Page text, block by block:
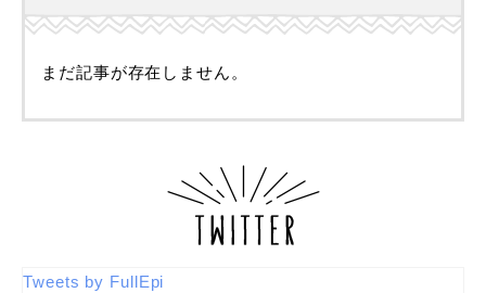
まだ記事が存在しません。
Tweets by FullEpi